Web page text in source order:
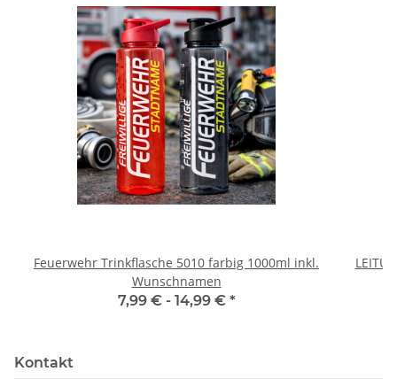
Feuerwehr Trinkflasche 5010 farbig 1000ml inkl.
Wunschnamen
7,99 € - 14,99 € *
Kontakt